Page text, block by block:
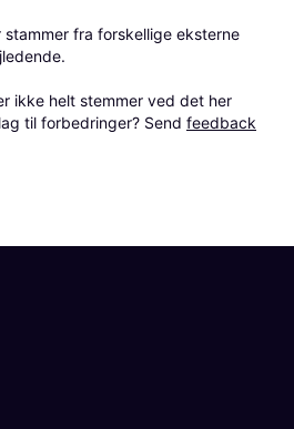
fra forskellige eksterne
ikke helt stemmer ved det her
til forbedringer? Send feedback